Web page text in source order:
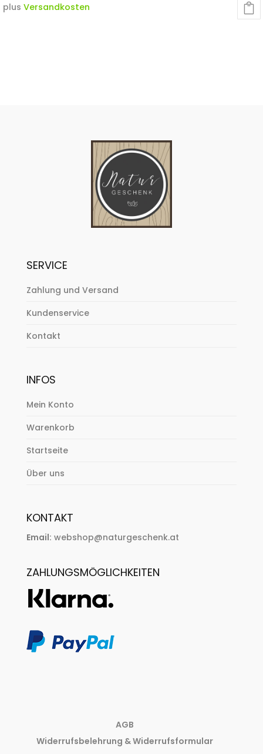
plus Versandkosten
SERVICE
Zahlung und Versand
Kundenservice
Kontakt
INFOS
Mein Konto
Warenkorb
Startseite
Über uns
KONTAKT
Email: webshop@naturgeschenk.at
ZAHLUNGSMÖGLICHKEITEN
AGB
Widerrufsbelehrung & Widerrufsformular